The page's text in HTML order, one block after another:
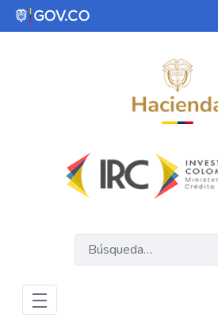
Saltar al contenido principal